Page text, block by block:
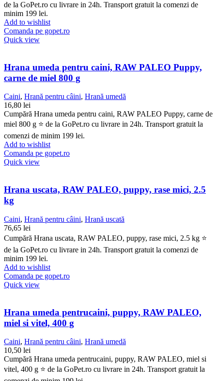
de la GoPet.ro cu livrare in 24h. Transport gratuit la comenzi de
minim 199 lei.
Add to wishlist
Comanda pe gopet.ro
Quick view
Hrana umeda pentru caini, RAW PALEO Puppy,
carne de miel 800 g
Caini, Hrană pentru câini, Hrană umedă
16,80 lei
Cumpără Hrana umeda pentru caini, RAW PALEO Puppy, carne de
miel 800 g ⭐ de la GoPet.ro cu livrare in 24h. Transport gratuit la
comenzi de minim 199 lei.
Add to wishlist
Comanda pe gopet.ro
Quick view
Hrana uscata, RAW PALEO, puppy, rase mici, 2.5
kg
Caini, Hrană pentru câini, Hrană uscată
76,65 lei
Cumpără Hrana uscata, RAW PALEO, puppy, rase mici, 2.5 kg ⭐
de la GoPet.ro cu livrare in 24h. Transport gratuit la comenzi de
minim 199 lei.
Add to wishlist
Comanda pe gopet.ro
Quick view
Hrana umeda pentrucaini, puppy, RAW PALEO,
miel si vitel, 400 g
Caini, Hrană pentru câini, Hrană umedă
10,50 lei
Cumpără Hrana umeda pentrucaini, puppy, RAW PALEO, miel si
vitel, 400 g ⭐ de la GoPet.ro cu livrare in 24h. Transport gratuit la